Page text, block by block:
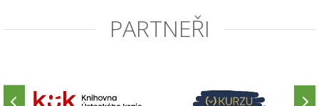
PARTNEŘI